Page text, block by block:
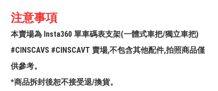
注意事項
本賣場為 Insta360 單車碼表支架(一體式車把/獨立車把)
#CINSCAVS #CINSCAVT 賣場,不包含其他配件,拍照商品僅
供參考。
*商品拆封後恕不接受退/換貨。